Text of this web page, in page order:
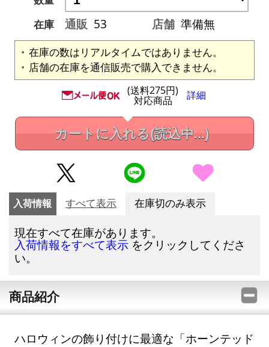
在庫
通販 53 店舗 準備無
在庫の数はリアルタイムではありません。
店舗の在庫を通信販売で購入できません。
(送料275円)
対応商品 詳細
カートに入れる(読込中...)
入荷情報 すべて表示 在庫切のみ表示
現在すべて在庫があります。
入荷情報をすべて表示 をクリックしてくださ
い。
商品紹介
ハロウィンの飾り付けに最適な「ホーンテッド